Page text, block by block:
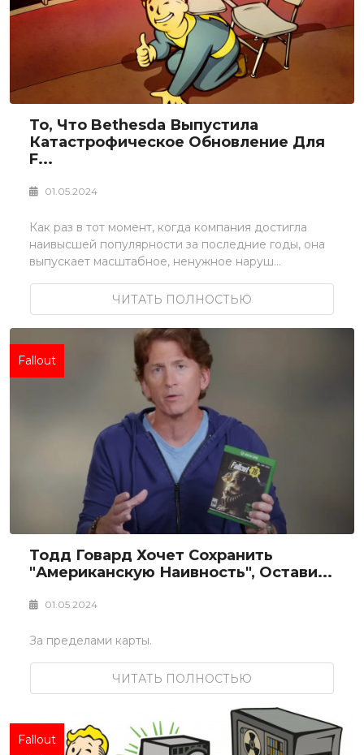
То, Что Bethesda Выпустила
Катастрофическое Обновление Для
F...
01.05.2024
Как раз в тот момент, когда компания достигла
наивысшей популярности за последние годы, она
выпускает масштабное, ненужное наруш...
ЧИТАТЬ ПОЛНОСТЬЮ
Fallout
Тодд Говард Хочет Сохранить
"американскую Наивность", Остави...
01.05.2024
За пределами карты.
ЧИТАТЬ ПОЛНОСТЬЮ
Fallout